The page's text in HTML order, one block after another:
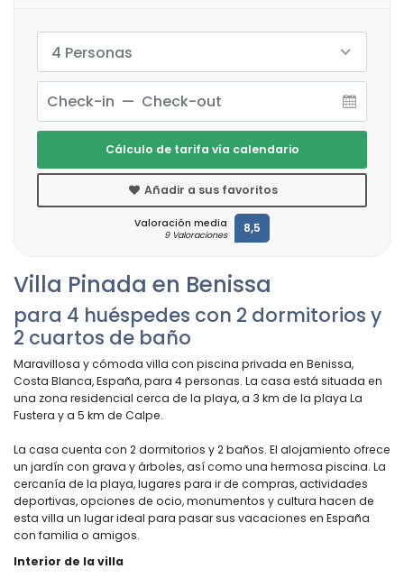
Villa Pinada en Benissa
para 4 huéspedes con 2 dormitorios y
2 cuartos de baño
Maravillosa y cómoda villa con piscina privada en Benissa,
Costa Blanca, España, para 4 personas. La casa está situada en
una zona residencial cerca de la playa, a 3 km de la playa La
Fustera y a 5 km de Calpe.
La casa cuenta con 2 dormitorios y 2 baños. El alojamiento ofrece
un jardín con grava y árboles, así como una hermosa piscina. La
cercanía de la playa, lugares para ir de compras, actividades
deportivas, opciones de ocio, monumentos y cultura hacen de
esta villa un lugar ideal para pasar sus vacaciones en España
con familia o amigos.
Interior de la villa
4 Personas
Cálculo de tarifa vía calendario
Añadir a sus favoritos
Valoración media
9 Valoraciones 8,5